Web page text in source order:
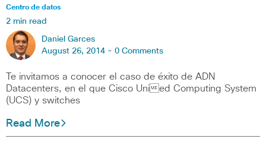
Centro de datos
2 min read
Daniel Garces
August 26, 2014 - 0 Comments
Te invitamos a conocer el caso de éxito de ADN
Datacenters, en el que Cisco Unied Computing System
(UCS) y switches
Read More